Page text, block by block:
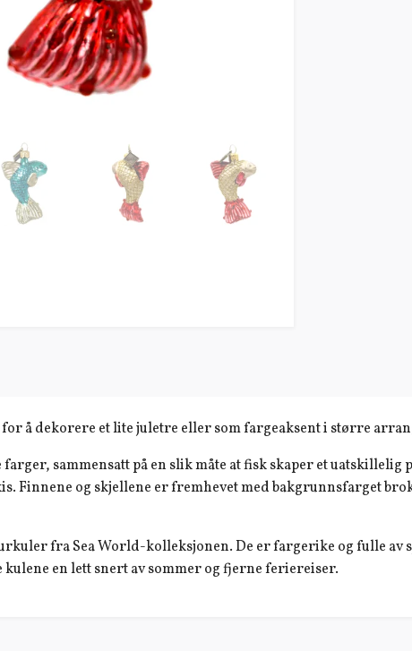
å dekorere et lite juletre eller som fargeaksent i større
sammensatt på en slik måte at fisk skaper et
Finnene og skjellene er fremhevet med bakgrunnsfarget
fra Sea World-kolleksjonen. De er fargerike og fulle av
en lett snert av sommer og fjerne feriereiser.